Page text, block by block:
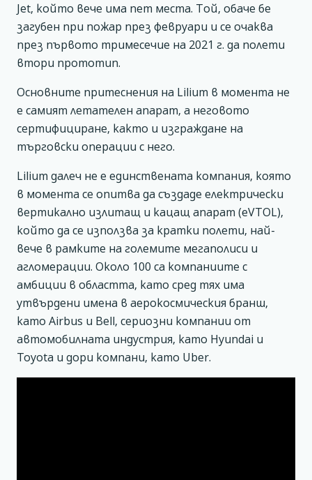
Jet, който вече има пет места. Той, обаче бе
загубен при пожар през февруари и се очаква
през първото тримесечие на 2021 г. да полети
втори прототип.
Основните притеснения на Lilium в момента не
е самият летателен апарат, а неговото
сертифициране, както и изграждане на
търговски операции с него.
Lilium далеч не е единствената компания, която
в момента се опитва да създаде електрически
вертикално излитащ и кацащ апарат (eVTOL),
който да се използва за кратки полети, най-
вече в рамките на големите мегаполиси и
агломерации. Около 100 са компаниите с
амбиции в областта, като сред тях има
утвърдени имена в аерокосмическия бранш,
като Airbus и Bell, сериозни компании от
автомобилната индустрия, като Hyundai и
Toyota и дори компани, като Uber.